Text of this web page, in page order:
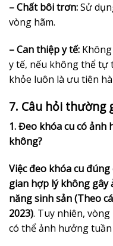
– Chất bôi trơn:Sử
vòng hãm.
– Can thiệp y tế:
y tế, nếu không thể tự
khỏe luôn là ưu tiên
7. Câu hỏi thường
1. Đeo khóa cu có ảnh
không?
Việc đeo khóa cu
gian hợp lý không gây
năng sinh sản (Theo
2023). Tuy nhiên,
có thể ảnh hưởng